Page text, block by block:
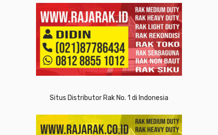
Situs Distributor Rak No. 1 di Indonesia